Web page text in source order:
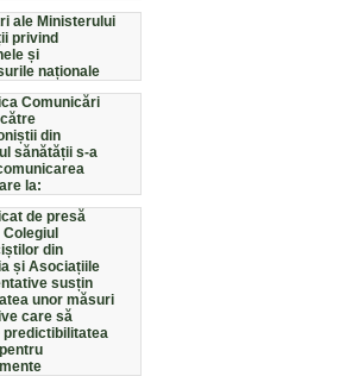
ale Ministerului
privind
și
naționale
Comunicări
din
sănătății s-a
la:
de presă
din
și Asociațiile
susțin
unor măsuri
care să
predictibilitatea